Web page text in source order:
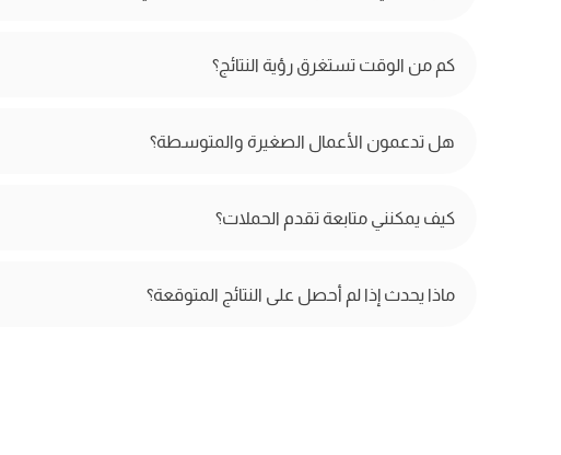
كم من الوقت تستغرق رؤية النتائج؟
هل تدعمون الأعمال الصغيرة والمتوسطة؟
كيف يمكنني متابعة تقدم الحملات؟
ماذا يحدث إذا لم أحصل على النتائج المتوقعة؟